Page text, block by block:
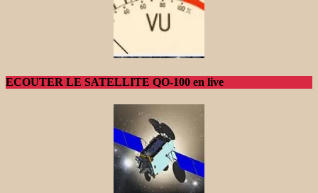
ECOUTER LE SATELLITE QO-100 en live